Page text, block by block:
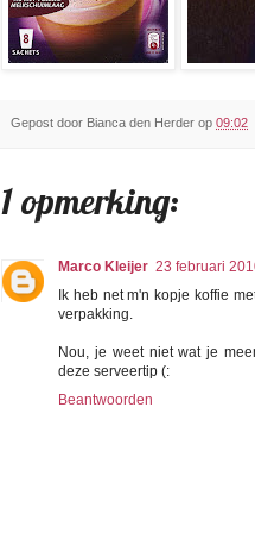
Gepost door Bianca den Herder op 09:02
1 opmerking:
Marco Kleijer 23 februari
Ik heb net m'n kopje koffie
verpakking.
Nou, je weet niet wat je
deze serveertip (:
Beantwoorden